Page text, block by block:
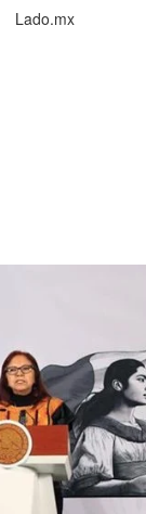
Lado.mx